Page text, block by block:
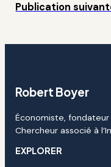
Publication
Robert Boyer
Économiste,
Chercheur associé à
EXPLORER